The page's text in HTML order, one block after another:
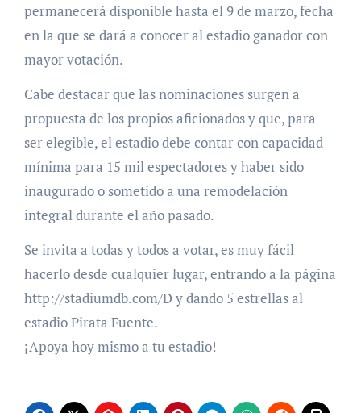
permanecerá disponible hasta el 9 de marzo, fecha
en la que se dará a conocer al estadio ganador con
mayor votación.
Cabe destacar que las nominaciones surgen a
propuesta de los propios aficionados y que, para
ser elegible, el estadio debe contar con capacidad
mínima para 15 mil espectadores y haber sido
inaugurado o sometido a una remodelación
integral durante el año pasado.
Se invita a todas y todos a votar, es muy fácil
hacerlo desde cualquier lugar, entrando a la página
http://stadiumdb.com/D y dando 5 estrellas al
estadio Pirata Fuente.
¡Apoya hoy mismo a tu estadio!